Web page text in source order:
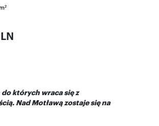
2
do których wraca się z
Nad Motławą zostaje się na